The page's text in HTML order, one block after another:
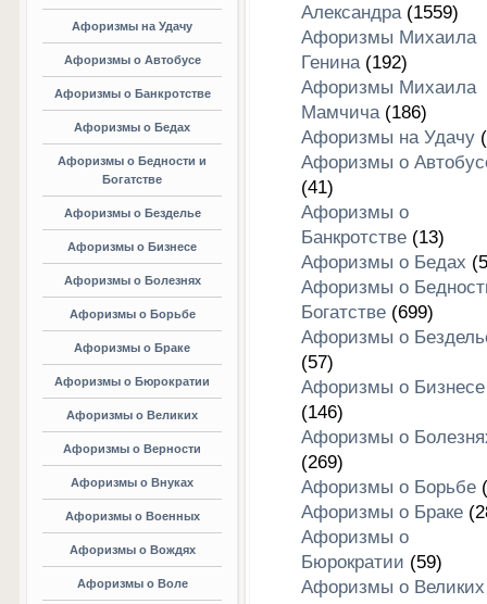
Афоризмы на Удачу
Афоризмы о Автобусе
Афоризмы о Банкротстве
Афоризмы о Бедах
Афоризмы о Бедности и
Богатстве
Афоризмы о Безделье
Афоризмы о Бизнесе
Афоризмы о Болезнях
Афоризмы о Борьбе
Афоризмы о Браке
Афоризмы о Бюрократии
Афоризмы о Великих
Афоризмы о Верности
Афоризмы о Внуках
Афоризмы о Военных
Афоризмы о Вождях
Афоризмы о Воле
Александра(1559)
Афоризмы Михаила
Генина(192)
Афоризмы Михаила
Мамчича(186)
Афоризмы на Удачу
Афоризмы о
(41)
Афоризмы о
Банкротстве(13)
Афоризмы о Бедах
Афоризмы о
Богатстве(699)
Афоризмы о
(57)
Афоризмы о Бизнесе
(146)
Афоризмы о
(269)
Афоризмы о Борьбе
Афоризмы о Браке
Афоризмы о
Бюрократии (59)
Афоризмы о Великих